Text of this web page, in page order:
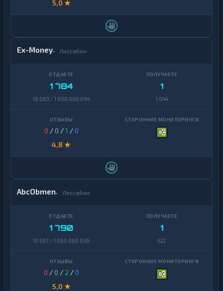
5,0 ★
Ex-Money Лиссабон
1 784
10 063 / 1 000 000 094
1
1 044
0 / 0 /1 /0
4,8 ★
AbcObmen Лиссабон
1 790
10 057 / 1 000 000 036
1
522
0 / 0 / 2 /0
5,0 ★